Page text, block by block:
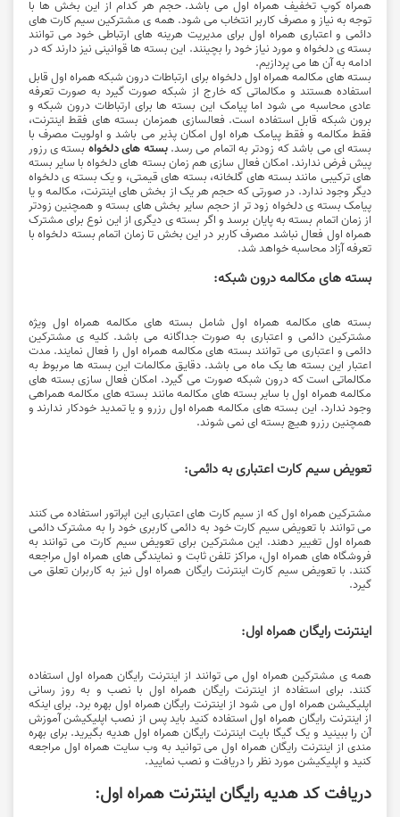
همراه کوپ تخفیف همراه اول می باشد. حجم هر کدام از این بخش ها با
توجه به نیاز و مصرف کاربر انتخاب می شود. همه ی مشترکین سیم کارت های
دائمی و اعتباری همراه اول برای مدیریت هرینه های ارتباطی خود می توانند
بسته ی دلخواه و مورد نیاز خود را بچینند. این بسته ها قوانینی نیز دارند که در
ادامه به آن ها می پردازیم.
بسته های مکالمه همراه اول دلخواه برای ارتباطات درون شبکه همراه اول قابل
استفاده هستند و مکالماتی که خارج از شبکه صورت گیرد به صورت تعرفه
عادی محاسبه می شود اما پیامک این بسته ها برای ارتباطات درون شبکه و
برون شبکه قابل استفاده است. فعالسازی همزمان بسته های فقط اینترنت،
فقط مکالمه و فقط پیامک هراه اول امکان پذیر می باشد و اولویت مصرف با
بسته ای می باشد که زودتر به اتمام می رسد. بسته های دلخواه بسته ی رزور
پیش فرض ندارند. امکان فعال سازی هم زمان بسته های دلخواه با سایر بسته
های ترکیبی مانند بسته های گلخانه، بسته های قیمتی، و یک بسته ی دلخواه
دیگر وجود ندارد. در صورتی که حجم هر یک از بخش های اینترنت، مکالمه و یا
پیامک بسته ی دلخواه زود تر از حجم سایر بخش های بسته و همچنین زودتر
از زمان اتمام بسته به پایان برسد و اگر بسته ی دیگری از این نوع برای مشترک
همراه اول فعال نباشد مصرف کاربر در این بخش تا زمان اتمام بسته دلخواه با
تعرفه آزاد محاسبه خواهد شد.
بسته های مکالمه درون شبکه:
بسته های مکالمه همراه اول شامل بسته های مکالمه همراه اول ویژه
مشترکین دائمی و اعتباری به صورت جداگانه می باشد. کلیه ی مشترکین
دائمی و اعتباری می توانند بسته های مکالمه همراه اول را فعال نمایند. مدت
اعتبار این بسته ها یک ماه می باشد. دقایق مکالمات این بسته ها مربوط به
مکالماتی است که درون شبکه صورت می گیرد. امکان فعال سازی بسته های
مکالمه همراه اول با سایر بسته های مکالمه مانند بسته های مکالمه همراهی
وجود ندارد. این بسته های مکالمه همراه اول رزرو و یا تمدید خودکار ندارند و
همچنین رزرو هیچ بسته ای نمی شوند.
تعویض سیم کارت اعتباری به دائمی:
مشترکین همراه اول که از سیم کارت های اعتباری این اپراتور استفاده می کنند
می توانند با تعویض سیم کارت خود به دائمی کاربری خود را به مشترک دائمی
همراه اول تغییر دهند. این مشترکین برای تعویض سیم کارت می توانند به
فروشگاه های همراه اول، مراکز تلفن ثابت و نمایندگی های همراه اول مراجعه
کنند. با تعویض سیم کارت اینترنت رایگان همراه اول نیز به کاربران تعلق می
گیرد.
اینترنت رایگان همراه اول:
همه ی مشترکین همراه اول می توانند از اینترنت رایگان همراه اول استفاده
کنند. برای استفاده از اینترنت رایگان همراه اول با نصب و به روز رسانی
اپلیکیشن همراه اول می شود از اینترنت رایگان همراه اول بهره برد. برای اینکه
از اینترنت رایگان همراه اول استفاده کنید باید پس از نصب اپلیکیشن آموزش
آن را ببینید و یک گیگا بایت اینترنت رایگان همراه اول هدیه بگیرید. برای بهره
مندی از اینترنت رایگان همراه اول می توانید به وب سایت همراه اول مراجعه
کنید و اپلیکیشن مورد نظر را دریافت و نصب نمایید.
دریافت کد هدیه رایگان اینترنت همراه اول: